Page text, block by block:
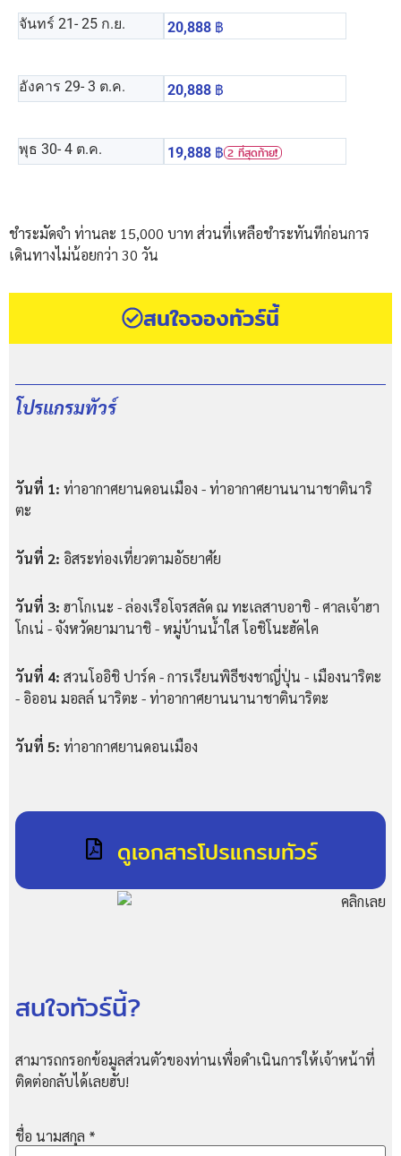
จันทร์ 21- 25 ก.ย. 20,888 ฿
อังคาร 29- 3 ต.ค. 20,888 ฿
พุธ 30- 4 ต.ค. 19,888 ฿ 2 ที่สุดท้าย❗️
ชำระมัดจำ ท่านละ 15,000 บาท ส่วนที่เหลือชำระทันทีก่อนการ
เดินทางไม่น้อยกว่า 30 วัน
สนใจจองทัวร์นี้
โปรแกรมทัวร์
วันที่ 1: ท่าอากาศยานดอนเมือง - ท่าอากาศยานนานาชาตินาริ
ตะ
วันที่ 2: อิสระท่องเที่ยวตามอัธยาศัย
วันที่ 3: ฮาโกเนะ - ล่องเรือโจรสลัด ณ ทะเลสาบอาชิ - ศาลเจ้าฮา
โกเน่ - จังหวัดยามานาชิ - หมู่บ้านน้ำใส โอชิโนะฮัคไค
วันที่ 4: สวนโออิชิ ปาร์ค - การเรียนพิธีชงชาญี่ปุ่น - เมืองนาริตะ
- อิออน มอลล์ นาริตะ - ท่าอากาศยานนานาชาตินาริตะ
วันที่ 5: ท่าอากาศยานดอนเมือง
ดูเอกสารโปรแกรมทัวร์
สนใจทัวร์นี้?
สามารถกรอกข้อมูลส่วนตัวของท่านเพื่อดำเนินการให้เจ้าหน้าที่
ติดต่อกลับได้เลยฮับ!
ชื่อ นามสกุล *